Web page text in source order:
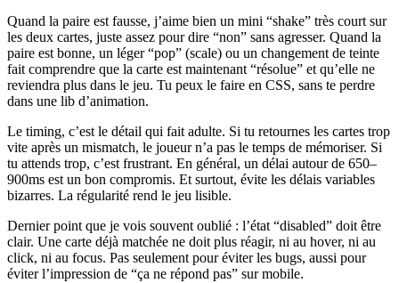
Quand la paire est fausse, j’aime bien un mini “shake” très court sur
les deux cartes, juste assez pour dire “non” sans agresser. Quand la
paire est bonne, un léger “pop” (scale) ou un changement de teinte
fait comprendre que la carte est maintenant “résolue” et qu’elle ne
reviendra plus dans le jeu. Tu peux le faire en CSS, sans te perdre
dans une lib d’animation.
Le timing, c’est le détail qui fait adulte. Si tu retournes les cartes trop
vite après un mismatch, le joueur n’a pas le temps de mémoriser. Si
tu attends trop, c’est frustrant. En général, un délai autour de 650–
900ms est un bon compromis. Et surtout, évite les délais variables
bizarres. La régularité rend le jeu lisible.
Dernier point que je vois souvent oublié : l’état “disabled” doit être
clair. Une carte déjà matchée ne doit plus réagir, ni au hover, ni au
click, ni au focus. Pas seulement pour éviter les bugs, aussi pour
éviter l’impression de “ça ne répond pas” sur mobile.